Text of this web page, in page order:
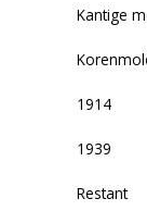
Kantige
1914
1939
restant